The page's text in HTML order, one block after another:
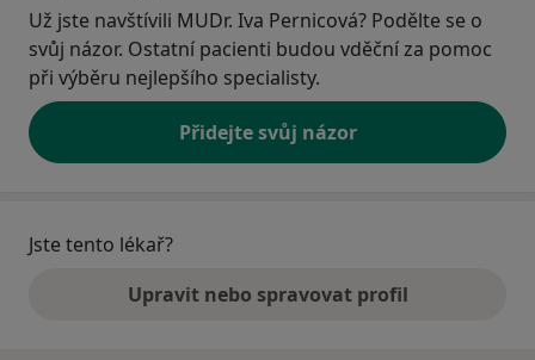
Už jste navštívili MUDr. Iva Pernicová? Podělte se o
svůj názor. Ostatní pacienti budou vděční za pomoc
při výběru nejlepšího specialisty.
Přidejte svůj názor
Jste tento lékař?
Upravit nebo spravovat profil